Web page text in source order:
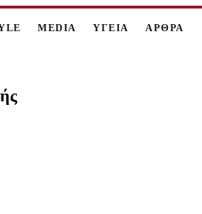
MEDIA ΥΓΕΙΑ ΑΡΘΡΑ